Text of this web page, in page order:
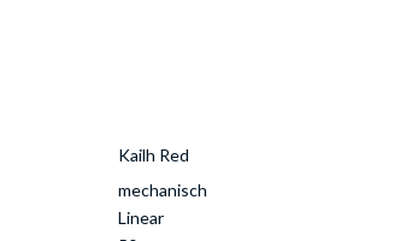
Kailh Red
mechanisch
Linear